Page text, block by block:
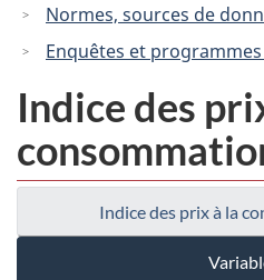
Normes, sources de
Enquêtes et
Indice des
Indice des prix à la